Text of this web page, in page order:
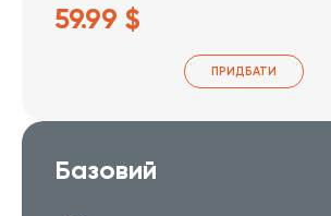
59.99 $
ПРИДБАТИ
Базовий